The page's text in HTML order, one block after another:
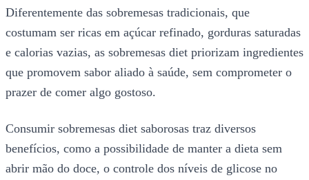
Diferentemente das sobremesas tradicionais, que
costumam ser ricas em açúcar refinado, gorduras saturadas
e calorias vazias, as sobremesas diet priorizam ingredientes
que promovem sabor aliado à saúde, sem comprometer o
prazer de comer algo gostoso.
Consumir sobremesas diet saborosas traz diversos
benefícios, como a possibilidade de manter a dieta sem
abrir mão do doce, o controle dos níveis de glicose no